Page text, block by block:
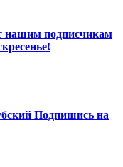
нашим подписчикам
Подпишись на